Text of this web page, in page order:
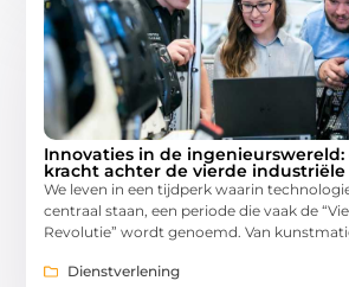
Innovaties in de
kracht achter de vierde
We leven in een tijdperk waarin
centraal staan, een periode die vaak de
Revolutie” wordt genoemd. Van
Dienstverlening